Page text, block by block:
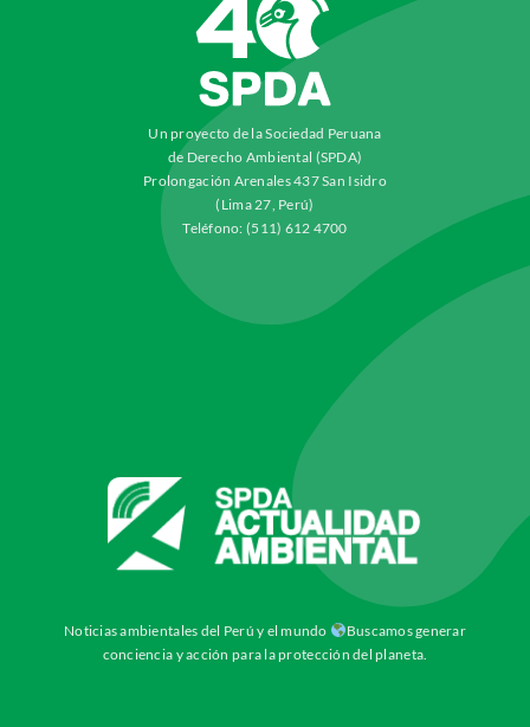
Un proyecto de la Sociedad Peruana
de Derecho Ambiental (SPDA)
Prolongación Arenales 437 San Isidro
(Lima 27, Perú)
Teléfono: (511) 612 4700
Noticias ambientales del Perú y el mundo
Buscamos generar
conciencia y acción para la protección del planeta.